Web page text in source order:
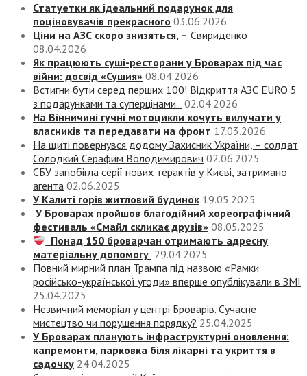
Статуетки як ідеальний подарунок для
поціновувачів прекрасного 03.06.2026
Ціни на АЗС скоро знизяться, – Свириденко
08.04.2026
Як працюють суші-ресторани у Броварах під час
війни: досвід «Сушия» 08.04.2026
Встигни бути серед перших 100! Відкриття АЗС EURO 5
з подарунками та суперцінами
02.04.2026
На Вінничині гучні мотоцикли хочуть вилучати у
власників та передавати на фронт 17.03.2026
На щиті повернувся додому Захисник України, – солдат
Солодкий Серафим Володимирович 02.06.2025
СБУ запобігла серії нових терактів у Києві, затримано
агента 02.06.2025
У Калиті горів житловий будинок 19.05.2025
У Броварах пройшов благодійний хореографічний
фестиваль «Смайл скликає друзів» 08.05.2025
Понад 150 броварчан отримають адресну
матеріальну допомогу 29.04.2025
Повний мирний план Трампа під назвою «‎Рамки
російсько-української угоди» вперше опублікували в ЗМІ
25.04.2025
Незвичний меморіал у центрі Броварів. Сучасне
мистецтво чи порушення порядку? 25.04.2025
У Броварах планують інфраструктурні оновлення:
капремонти, парковка біля лікарні та укриття в
садочку 24.04.2025